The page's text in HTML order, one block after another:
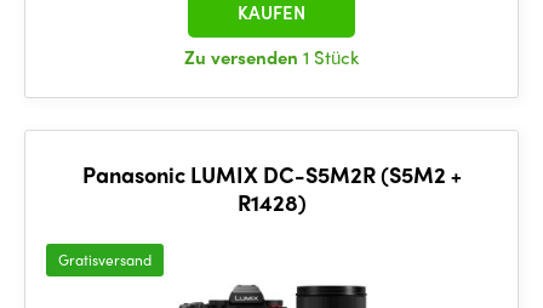
Zu versenden 1 Stück
KAUFEN
Panasonic LUMIX DC-S5M2R (S5M2 +
R1428)
Gratisversand